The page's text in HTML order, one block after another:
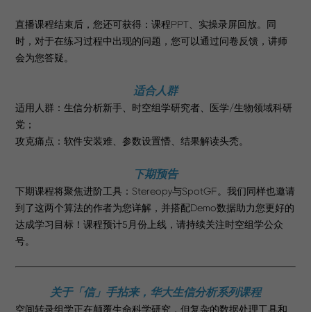
直播课程结束后，您还可获得：课程PPT、实操录屏回放。同
时，对于在练习过程中出现的问题，您可以通过问卷反馈，讲师
会为您答疑。
适合人群
适用人群：生信分析新手、时空组学研究者、医学/生物领域科研
党；
攻克痛点：软件安装难、参数设置懵、结果解读头秃。
下期预告
下期课程将聚焦进阶工具：Stereopy与SpotGF。我们同样也邀请
到了这两个算法的作者为您详解，并搭配Demo数据助力您更好的
达成学习目标！课程预计5月份上线，请持续关注时空组学公众
号。
关于「信」手拈来，华大生信分析系列课程
空间转录组学正在颠覆生命科学研究，但复杂的数据处理工具和